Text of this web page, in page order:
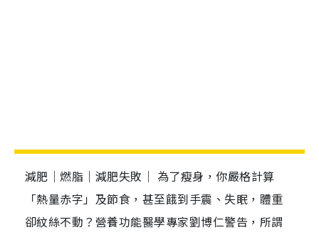
減肥｜燃脂｜減肥失敗｜ 為了瘦身，你嚴格計算
「熱量赤字」及節食，甚至餓到手震、失眠，體重
卻紋絲不動？營養功能醫學專家劉博仁警告，所謂